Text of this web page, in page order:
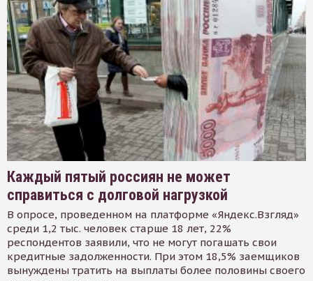
Каждый пятый россиян не может
справиться с долговой нагрузкой
В опросе, проведенном на платформе «Яндекс.Взгляд»
среди 1,2 тыс. человек старше 18 лет, 22%
респондентов заявили, что не могут погашать свои
кредитные задолженности. При этом 18,5% заемщиков
вынуждены тратить на выплаты более половины своего